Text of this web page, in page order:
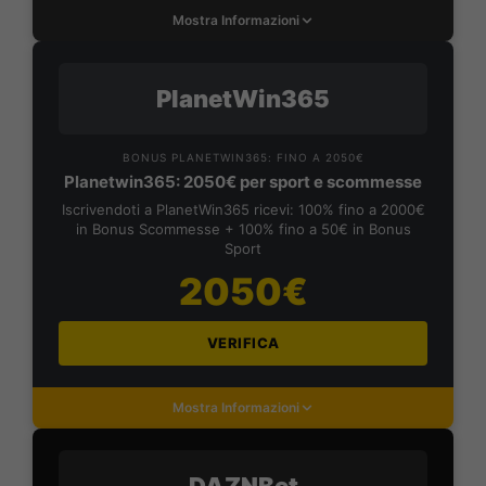
Mostra Informazioni
PlanetWin365
BONUS PLANETWIN365: FINO A 2050€
Planetwin365: 2050€ per sport e scommesse
Iscrivendoti a PlanetWin365 ricevi: 100% fino a 2000€
in Bonus Scommesse + 100% fino a 50€ in Bonus
Sport
2050€
VERIFICA
Mostra Informazioni